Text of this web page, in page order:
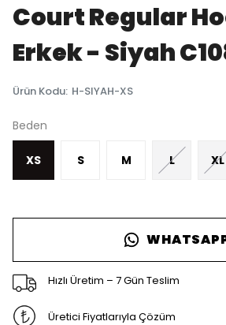
Court Regular
Erkek - Siyah
Ürün Kodu: H-SIYAH-XS
Beden
XS S M L XL
Hızlı Üretim – 7 Gün Teslim
Üretici Fiyatlarıyla Çözüm